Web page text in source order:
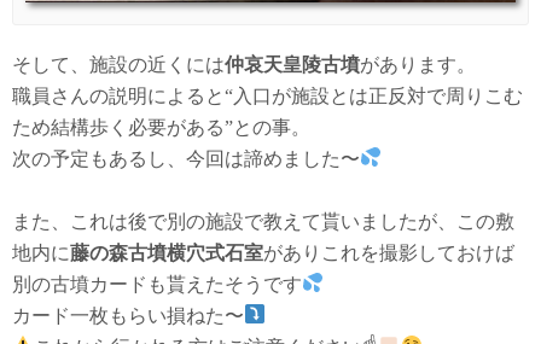
そして、施設の近くには仲哀天皇陵古墳があります。
職員さんの説明によると“入口が施設とは正反対で周りこむ
ため結構歩く必要がある”との事。
次の予定もあるし、今回は諦めました〜
また、これは後で別の施設で教えて貰いましたが、この敷
地内に藤の森古墳横穴式石室がありこれを撮影しておけば
別の古墳カードも貰えたそうです
カード一枚もらい損ねた〜